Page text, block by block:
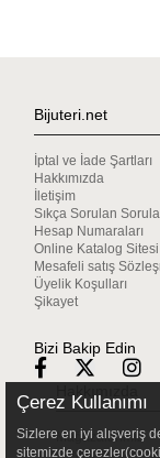
Bijuteri.net
İptal ve İade Şartları
Hakkımızda
İletişim
Sıkça Sorulan
Hesap Numaraları
Online Katalog Sitesi
Mesafeli satış
Üyelik Koşulları
Şikayet
Bizi Bakip Edin
Mağazalarımız
Gizlilik &
Çerez Kullanımı
Sizlere en iyi alışveriş
sitemizde